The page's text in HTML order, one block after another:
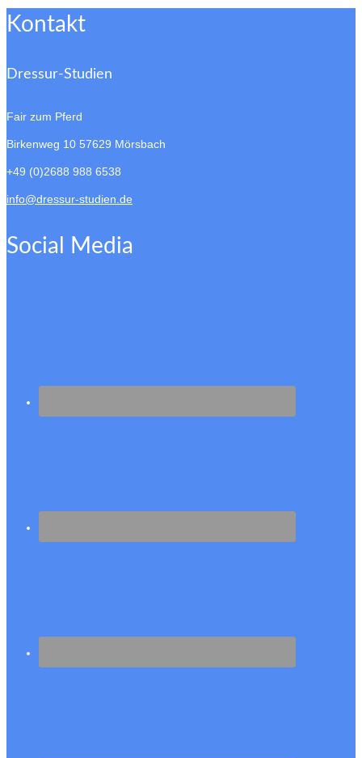
Kontakt
Dressur-Studien
Fair zum Pferd
Birkenweg 10 57629 Mörsbach
+49 (0)2688 988 6538
info@dressur-studien.de
Social Media